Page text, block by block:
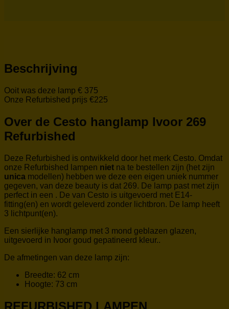
Beschrijving
Ooit was deze lamp € 375
Onze Refurbished prijs €225
Over de Cesto hanglamp Ivoor 269
Refurbished
Deze Refurbished is ontwikkeld door het merk Cesto. Omdat
onze Refurbished lampen niet na te bestellen zijn (het zijn
unica modellen) hebben we deze een eigen uniek nummer
gegeven, van deze beauty is dat 269. De lamp past met zijn
perfect in een . De van Cesto is uitgevoerd met E14-
fitting(en) en wordt geleverd zonder lichtbron. De lamp heeft
3 lichtpunt(en).
Een sierlijke hanglamp met 3 mond geblazen glazen,
uitgevoerd in Ivoor goud gepatineerd kleur..
De afmetingen van deze lamp zijn:
Breedte: 62 cm
Hoogte: 73 cm
REFURBISHED LAMPEN